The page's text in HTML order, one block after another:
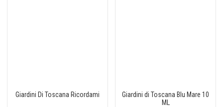
Giardini Di Toscana Ricordami
Giardini di Toscana Blu Mare 10
ML